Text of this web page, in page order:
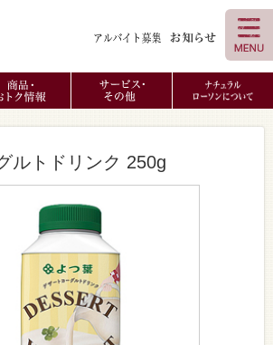
ルトドリンク 250g